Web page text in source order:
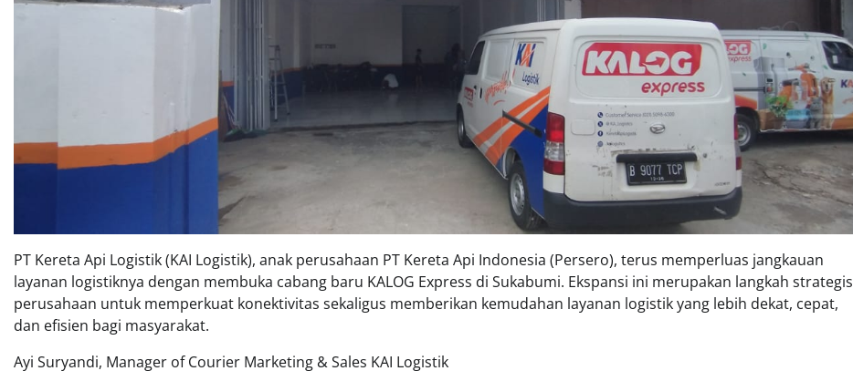
PT Kereta Api Logistik (KAI Logistik), anak perusahaan PT Kereta Api Indonesia (Persero), terus memperluas jangkauan
layanan logistiknya dengan membuka cabang baru KALOG Express di Sukabumi. Ekspansi ini merupakan langkah strategis
perusahaan untuk memperkuat konektivitas sekaligus memberikan kemudahan layanan logistik yang lebih dekat, cepat,
dan efisien bagi masyarakat.
Ayi Suryandi, Manager of Courier Marketing & Sales KAI Logistik